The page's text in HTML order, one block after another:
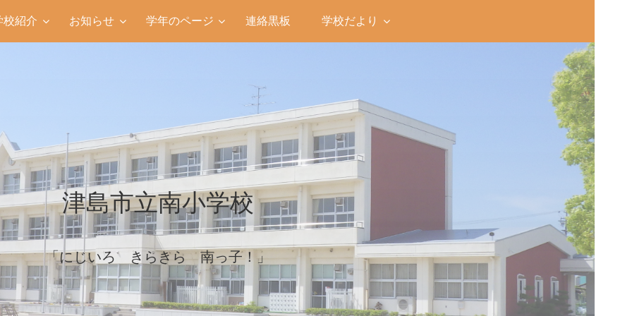
津島市立南小学校
「にじいろ きらきら 南っ子！」
校紹介 お知らせ 学年のページ 連絡黒板 学校だより